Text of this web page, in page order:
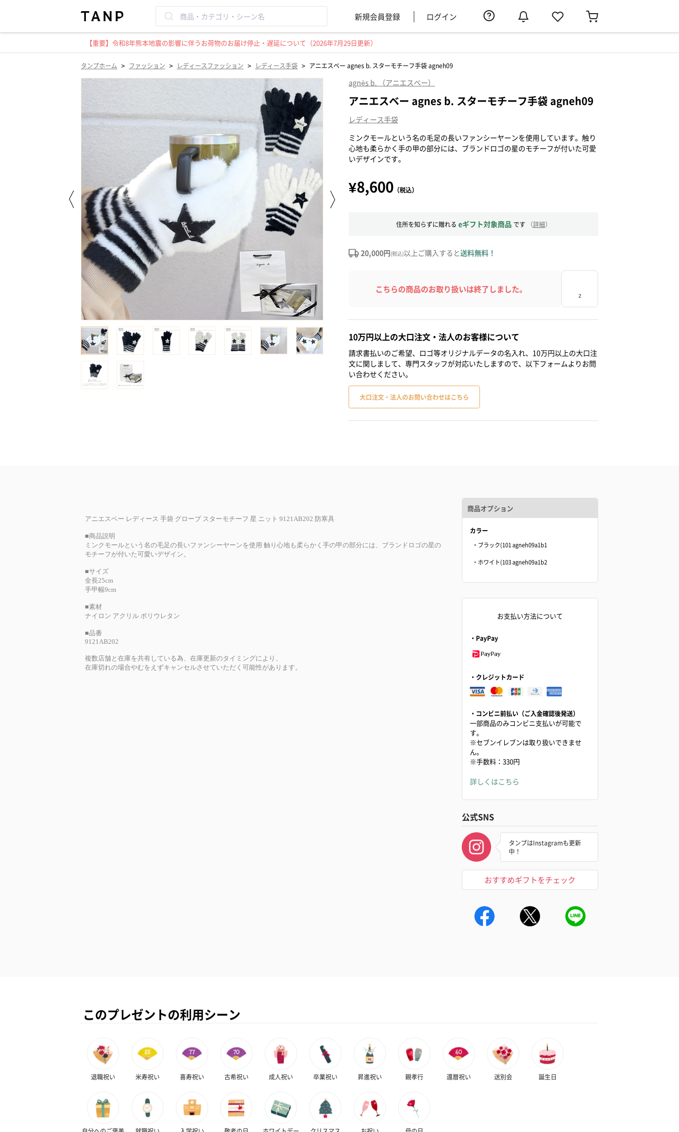
新規会員登録 ログイン
【重要】令和8年熊本地震の影響に伴うお荷物のお届け停止・遅延について（2026年7月29日更新）
タンプホーム > ファッション > レディースファッション > レディース手袋 > アニエスベー agnes b. スターモチーフ手袋 agneh09
agnès b. （アニエスベー）
アニエスベー agnes b. スターモチーフ手袋 agneh09
レディース手袋
ミンクモールという名の毛足の長いファンシーヤーンを使用しています。触り
心地も柔らかく手の甲の部分には、ブランドロゴの星のモチーフが付いた可愛
いデザインです。
¥8,600 （税込）
住所を知らずに贈れる eギフト対象商品 です （詳細）
20,000円(税込)以上ご購入すると送料無料！
こちらの商品のお取り扱いは終了しました。
10万円以上の大口注文・法人のお客様について
請求書払いのご希望、ロゴ等オリジナルデータの名入れ、10万円以上の大口注
文に関しまして、専門スタッフが対応いたしますので、以下フォームよりお問
い合わせください。
大口注文・法人のお問い合わせはこちら
商品オプション
カラー
・ブラック(101 agneh09a1b1
・ホワイト(103 agneh09a1b2
お支払い方法について
・PayPay
・クレジットカード
・コンビニ前払い（ご入金確認後発送）
一部商品のみコンビニ支払いが可能で
す。
※セブンイレブンは取り扱いできませ
ん。
※手数料：330円
詳しくはこちら
公式SNS
タンプはInstagramも更新
中！
おすすめギフトをチェック
このプレゼントの利用シーン
退職祝い 米寿祝い 喜寿祝い 古希祝い 成人祝い 卒業祝い 昇進祝い 親孝行 還暦祝い 送別会 誕生日